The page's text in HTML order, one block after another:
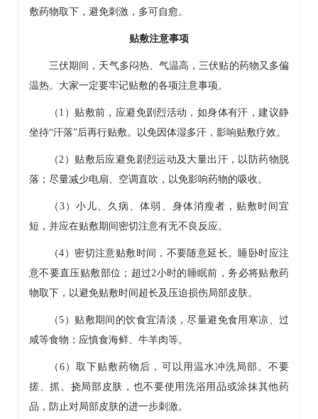
敷药物取下，避免刺激，多可自愈。
贴敷注意事项
三伏期间，天气多闷热、气温高，三伏贴的药物又多偏
温热。大家一定要牢记贴敷的各项注意事项。
（1）贴敷前，应避免剧烈活动，如身体有汗，建议静
坐待“汗落”后再行贴敷。以免因体湿多汗，影响贴敷疗效。
（2）贴敷后应避免剧烈运动及大量出汗，以防药物脱
落；尽量减少电扇、空调直吹，以免影响药物的吸收。
（3）小儿、久病、体弱、身体消瘦者，贴敷时间宜
短，并应在贴敷期间密切注意有无不良反应。
（4）密切注意贴敷时间，不要随意延长。睡卧时应注
意不要直压贴敷部位；超过2小时的睡眠前，务必将贴敷药
物取下，以避免贴敷时间超长及压迫损伤局部皮肤。
（5）贴敷期间的饮食宜清淡，尽量避免食用寒凉、过
咸等食物；应慎食海鲜、牛羊肉等。
（6）取下贴敷药物后，可以用温水冲洗局部。不要
搓、抓、挠局部皮肤，也不要使用洗浴用品或涂抹其他药
品，防止对局部皮肤的进一步刺激。